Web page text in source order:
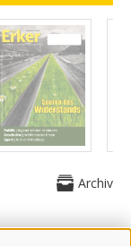
Archiv